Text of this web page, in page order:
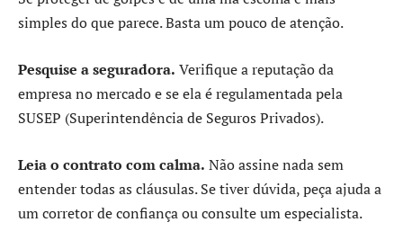
simples do que parece. Basta um pouco de atenção.
Pesquise a seguradora. Verifique a reputação da
empresa no mercado e se ela é regulamentada pela
SUSEP (Superintendência de Seguros Privados).
Leia o contrato com calma. Não assine nada sem
entender todas as cláusulas. Se tiver dúvida, peça ajuda a
um corretor de confiança ou consulte um especialista.